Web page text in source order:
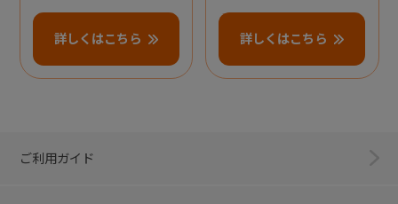
詳しくはこちら 詳しくはこちら
ご利用ガイド